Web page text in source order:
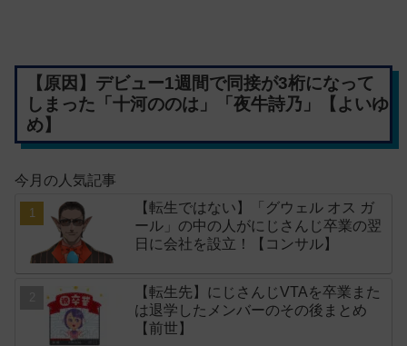
【原因】デビュー1週間で同接が3桁になって
しまった「十河ののは」「夜牛詩乃」【よいゆ
め】
今月の人気記事
【転生ではない】「グウェル オス ガ
ール」の中の人がにじさんじ卒業の翌
日に会社を設立！【コンサル】
【転生先】にじさんじVTAを卒業また
は退学したメンバーのその後まとめ
【前世】